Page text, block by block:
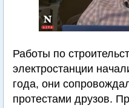
Работы по
электростанции
года, они
протестами друзов.